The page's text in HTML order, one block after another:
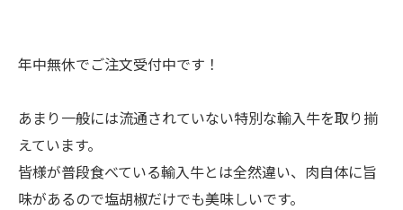
年中無休でご注文受付中です！
あまり一般には流通されていない特別な輸入牛を取り揃
えています。
皆様が普段食べている輸入牛とは全然違い、肉自体に旨
味があるので塩胡椒だけでも美味しいです。